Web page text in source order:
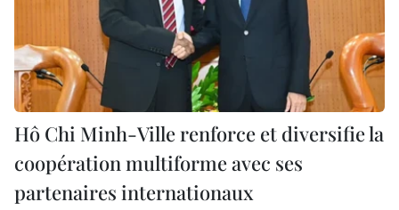
Hô Chi Minh-Ville renforce et diversifie la
coopération multiforme avec ses
partenaires internationaux